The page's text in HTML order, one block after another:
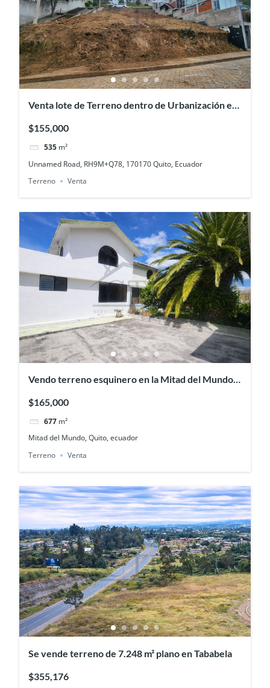
Venta lote de Terreno dentro de Urbanización en
$155,000
535 m²
Unnamed Road, RH9M+Q78, 170170 Quito, Ecuador
Terreno
Venta
Vendo terreno esquinero en la Mitad del Mundo,
$165,000
677 m²
Mitad del Mundo, Quito, ecuador
Terreno
Venta
Se vende terreno de 7.248 m² plano en Tababela
$355,176